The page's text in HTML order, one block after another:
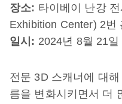
장소: 타이베이 난강
Exhibition Center) 2번
일시: 2024년 8월 21일
전문 3D 스캐너에 대
름을 변화시키면서 더